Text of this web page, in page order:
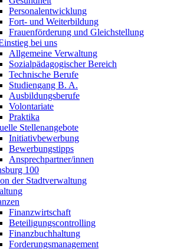
Personalentwicklung
Fort- und Weiterbildung
Frauenförderung und Gleichstellung
bei uns
Allgemeine Verwaltung
Sozialpädagogischer Bereich
Technische Berufe
Studiengang B. A.
Ausbildungsberufe
Volontariate
Praktika
Stellenangebote
Initiativbewerbung
Bewerbungstipps
Ansprechpartner/innen
100
der Stadtverwaltung
Finanzwirtschaft
Beteiligungscontrolling
Finanzbuchhaltung
Forderungsmanagement